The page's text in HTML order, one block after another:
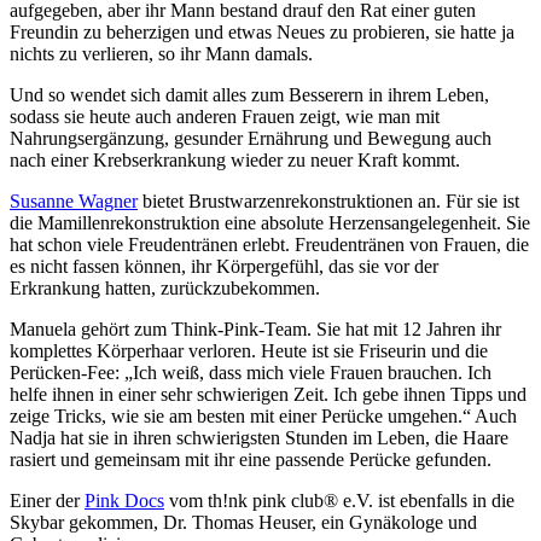
aufgegeben, aber ihr Mann bestand drauf den Rat einer guten
Freundin zu beherzigen und etwas Neues zu probieren, sie hatte ja
nichts zu verlieren, so ihr Mann damals.
Und so wendet sich damit alles zum Besserern in ihrem Leben,
sodass sie heute auch anderen Frauen zeigt, wie man mit
Nahrungsergänzung, gesunder Ernährung und Bewegung auch
nach einer Krebserkrankung wieder zu neuer Kraft kommt.
Susanne Wagnerbietet Brustwarzenrekonstruktionen an. Für sie ist
die Mamillenrekonstruktion eine absolute Herzensangelegenheit. Sie
hat schon viele Freudentränen erlebt. Freudentränen von Frauen, die
es nicht fassen können, ihr Körpergefühl, das sie vor der
Erkrankung hatten, zurückzubekommen.
Manuela gehört zum Think-Pink-Team. Sie hat mit 12 Jahren ihr
komplettes Körperhaar verloren. Heute ist sie Friseurin und die
Perücken-Fee: „Ich weiß, dass mich viele Frauen brauchen. Ich
helfe ihnen in einer sehr schwierigen Zeit. Ich gebe ihnen Tipps und
zeige Tricks, wie sie am besten mit einer Perücke umgehen.“ Auch
Nadja hat sie in ihren schwierigsten Stunden im Leben, die Haare
rasiert und gemeinsam mit ihr eine passende Perücke gefunden.
Einer derPink Docs vom th!nk pink club® e.V. ist ebenfalls in die
Skybar gekommen, Dr. Thomas Heuser, ein Gynäkologe und